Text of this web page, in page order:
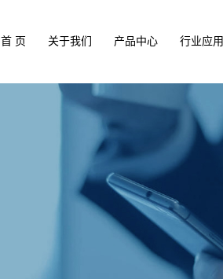
首 页 关于我们 产品中心 行业应用